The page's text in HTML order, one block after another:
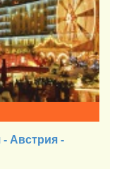
Австрия -